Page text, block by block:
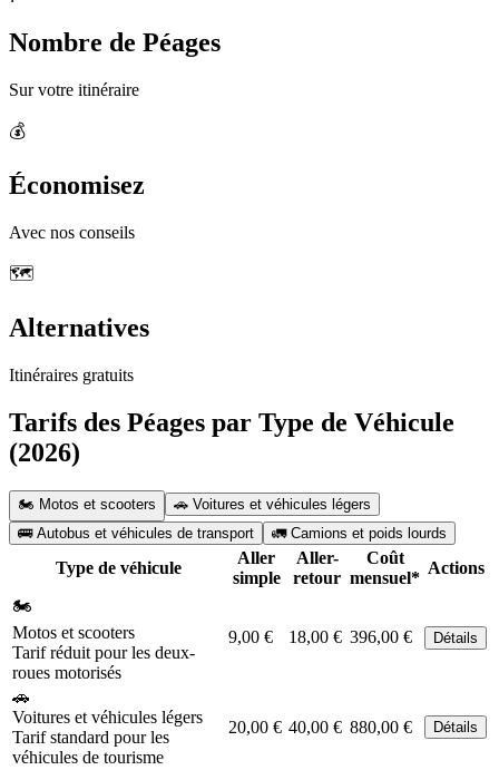
Nombre de Péages
Sur votre itinéraire
💰
Économisez
Avec nos conseils
🗺️
Alternatives
Itinéraires gratuits
Tarifs des Péages par Type de Véhicule
(2026)
🏍️ Motos et scooters
🚗 Voitures et véhicules légers
🚌 Autobus et véhicules de transport
🚛 Camions et poids lourds
Type de véhicule
Aller
simple
Aller-
retour
Coût
mensuel*
Actions
🏍️
Motos et scooters
Tarif réduit pour les deux-
roues motorisés
9,00 € 18,00 € 396,00 € Détails
🚗
Voitures et véhicules légers
Tarif standard pour les
véhicules de tourisme
20,00 € 40,00 € 880,00 € Détails